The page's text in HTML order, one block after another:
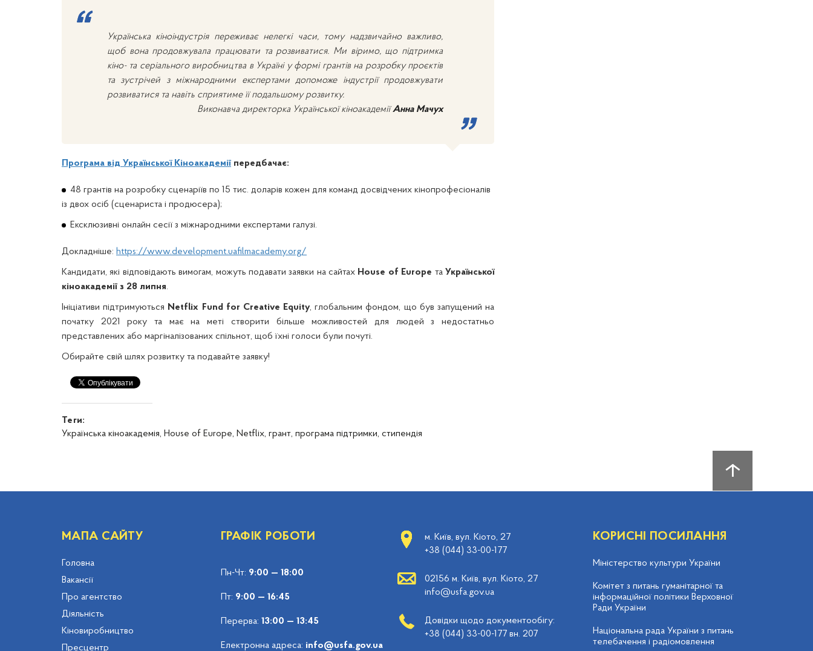
Українська кіноіндустрія переживає нелегкі часи, тому надзвичайно важливо,
щоб вона продовжувала працювати та розвиватися. Ми віримо, що підтримка
кіно- та серіального виробництва в Україні у формі грантів на розробку проєктів
та зустрічей з міжнародними експертами допоможе індустрії продовжувати
розвиватися та навіть сприятиме її подальшому розвитку.
Виконавча директорка Української кіноакадеміїАнна Мачух
Програма від Української Кіноакадемії передбачає:
48 грантів на розробку сценаріїв по 15 тис. доларів кожен для команд досвідчених кінопрофесіоналів
із двох осіб (сценариста і продюсера);
Ексклюзивні онлайн сесії з міжнародними експертами галузі.
Докладніше: https://www.development.uafilmacademy.org/
Кандидати, які відповідають вимогам, можуть подавати заявки на сайтах House of Europe таУкраїнської
кіноакадемії з 28 липня.
Ініціативи підтримуються Netflix Fund for Creative Equity, глобальним фондом, що був запущений на
початку 2021 року та має на меті створити більше можливостей для людей з недостатньо
представлених або маргіналізованих спільнот, щоб їхні голоси були почуті.
Обирайте свій шлях розвитку та подавайте заявку!
Теги:
Українська кіноакадемія, House of Europe, Netflix, грант, програма підтримки, стипендія
МАПА САЙТУ
Головна
Вакансії
Про агентство
Діяльність
Кіновиробництво
Пресцентр
ГРАФІК РОБОТИ
Пн-Чт: 9:00 — 18:00
Пт: 9:00 — 16:45
Перерва: 13:00 — 13:45
Електронна адреса: info@usfa.gov.ua
м. Київ, вул. Кіото, 27
+38 (044) 33-00-177
02156 м. Київ, вул. Кіото, 27
info@usfa.gov.ua
Довідки щодо документообігу:
+38 (044) 33-00-177 вн. 207
КОРИСНІ ПОСИЛАННЯ
Міністерство культури України
Комітет з питань гуманітарної та
інформаційної політики Верховної
Ради України
Національна рада України з питань
телебачення і радіомовлення